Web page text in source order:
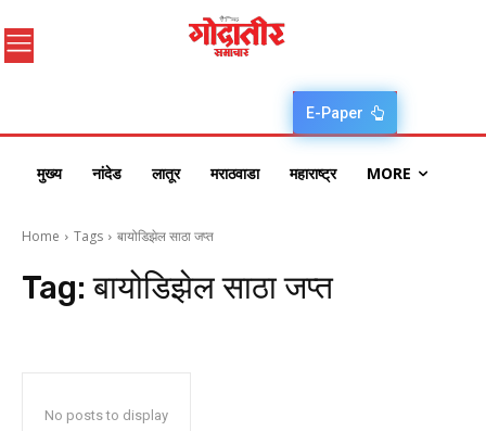
E-Paper
मुख्य नांदेड लातूर मराठवाडा महाराष्ट्र MORE
Home Tags बायोडिझेल साठा जप्त
Tag:बायोडिझेल साठा जप्त
No posts to display